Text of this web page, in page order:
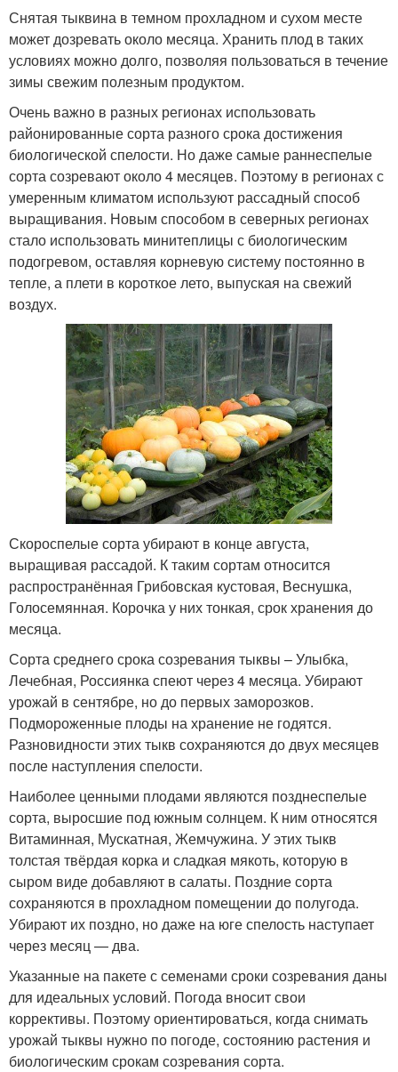
Снятая тыквина в темном прохладном и сухом месте
может дозревать около месяца. Хранить плод в таких
условиях можно долго, позволяя пользоваться в течение
зимы свежим полезным продуктом.
Очень важно в разных регионах использовать
районированные сорта разного срока достижения
биологической спелости. Но даже самые раннеспелые
сорта созревают около 4 месяцев. Поэтому в регионах с
умеренным климатом используют рассадный способ
выращивания. Новым способом в северных регионах
стало использовать минитеплицы с биологическим
подогревом, оставляя корневую систему постоянно в
тепле, а плети в короткое лето, выпуская на свежий
воздух.
Скороспелые сорта убирают в конце августа,
выращивая рассадой. К таким сортам относится
распространённая Грибовская кустовая, Веснушка,
Голосемянная. Корочка у них тонкая, срок хранения до
месяца.
Сорта среднего срока созревания тыквы – Улыбка,
Лечебная, Россиянка спеют через 4 месяца. Убирают
урожай в сентябре, но до первых заморозков.
Подмороженные плоды на хранение не годятся.
Разновидности этих тыкв сохраняются до двух месяцев
после наступления спелости.
Наиболее ценными плодами являются позднеспелые
сорта, выросшие под южным солнцем. К ним относятся
Витаминная, Мускатная, Жемчужина. У этих тыкв
толстая твёрдая корка и сладкая мякоть, которую в
сыром виде добавляют в салаты. Поздние сорта
сохраняются в прохладном помещении до полугода.
Убирают их поздно, но даже на юге спелость наступает
через месяц — два.
Указанные на пакете с семенами сроки созревания даны
для идеальных условий. Погода вносит свои
коррективы. Поэтому ориентироваться, когда снимать
урожай тыквы нужно по погоде, состоянию растения и
биологическим срокам созревания сорта.